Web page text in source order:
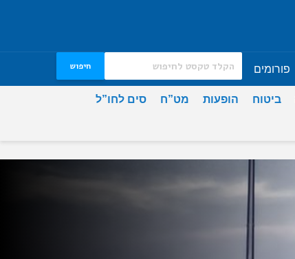
פורומים חיפוש
ביטוח הופעות מט”ח סים לחו”ל